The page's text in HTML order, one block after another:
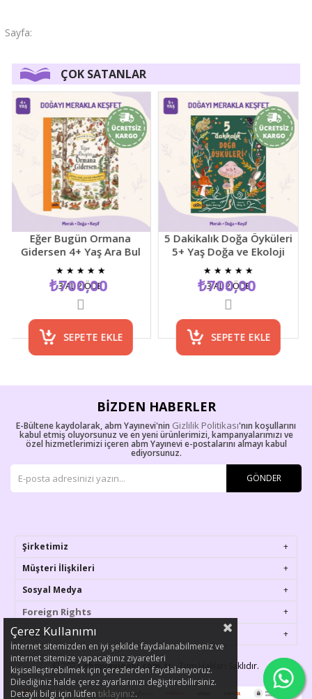
ÇOK SATANLAR
Eğer Bugün Ormana
Gidersen 4+ Yaş Ara Bul
Resimli Çocuk Etkinlik
Kitabı
★★★★★
₺700,00
SEPETE EKLE
3 AL 2 ÖDE
5 Dakikalık Doğa Öyküleri
5+ Yaş Doğa ve Ekoloji
Temalı Çocuk Hikaye
Kitabı
★★★★★
₺700,00
SEPETE EKLE
3 AL 2 ÖDE
BIZDEN HABERLER
E-Bültene kaydolarak, abm Yayınevi'nin Gizlilik Politikası'nın koşullarını
kabul etmiş oluyorsunuz ve en yeni ürünlerimizi, kampanyalarımızı ve
özel hizmetlerimizi içeren abm Yayınevi e-postalarını almayı kabul
ediyorsunuz.
GÖNDER
Şirketimiz
Müşteri İlişkileri
Sosyal Medya
Foreign Rights
ETBIS
© 2023abmyayinevi.com.tr- Tüm Hakları Saklıdır.
Çerez Kullanımı
İnternet sitemizden en iyi şekilde faydalanabilmeniz ve
internet sitemize yapacağınız ziyaretleri
kişiselleştirebilmek için çerezlerden faydalanıyoruz.
Dilediğiniz halde çerez ayarlarınızı değiştirebilirsiniz.
Detayli bilgi için lütfen tıklayınız.